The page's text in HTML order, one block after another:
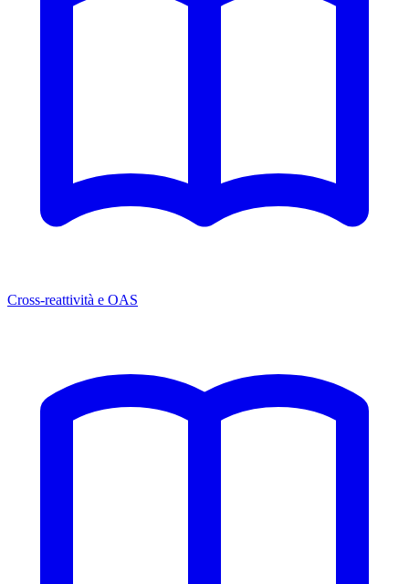
Cross-reattività e OAS